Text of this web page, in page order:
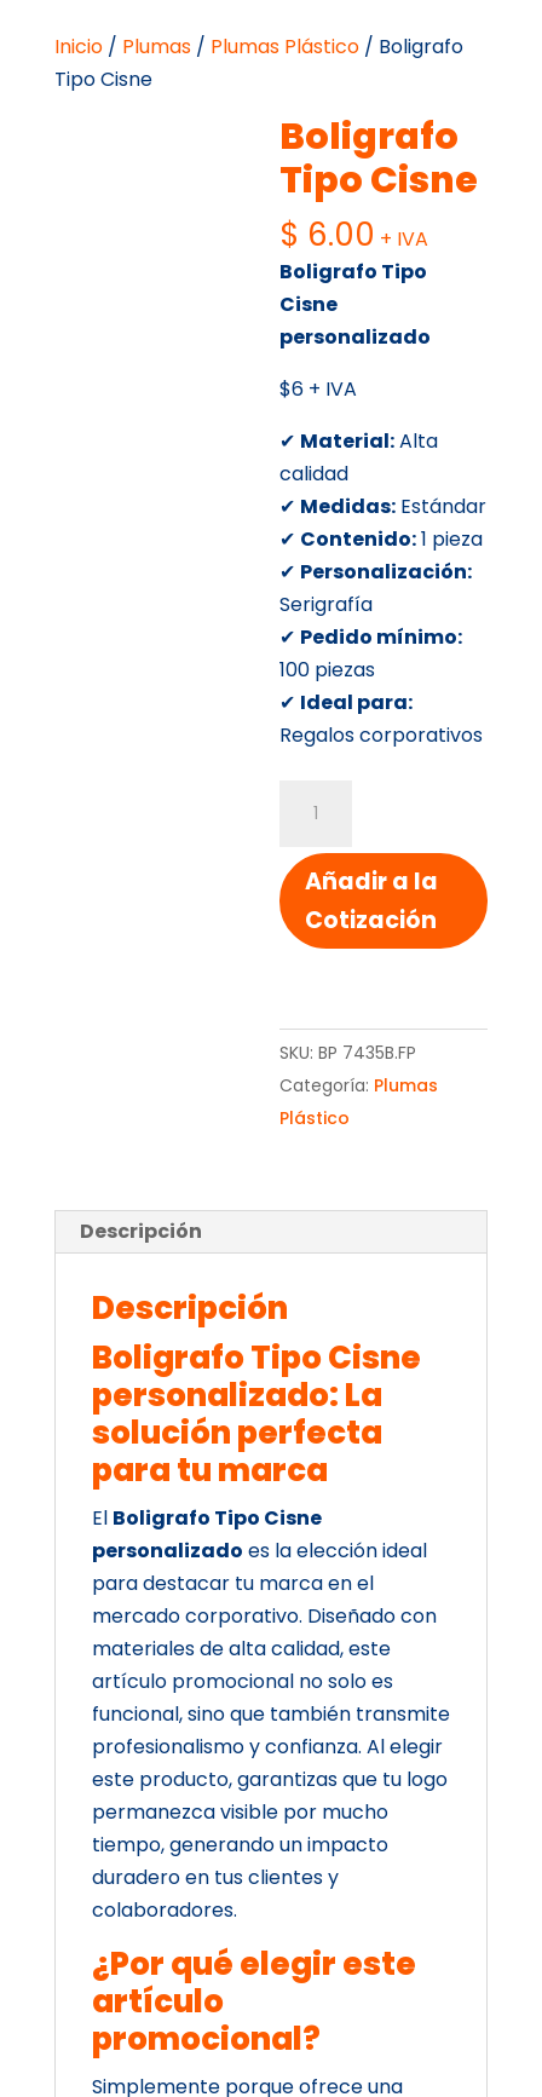
Inicio/ Plumas/ Plumas Plástico/ Boligrafo
Tipo Cisne
Boligrafo
Tipo Cisne
$ 6.00 + IVA
Boligrafo Tipo
Cisne
personalizado
$6 + IVA
✔ Material:Alta
calidad
✔ Medidas: Estándar
✔ Contenido:1 pieza
✔ Personalización:
Serigrafía
✔ Pedido mínimo:
100 piezas
✔ Ideal para:
Regalos corporativos
Tipo
Cisne
cantidad
Añadir a la
Cotización
SKU:BP 7435B.FP
Categoría: Plumas
Plástico
Descripción
Descripción
Boligrafo Tipo Cisne
personalizado: La
solución perfecta
para tu marca
El Boligrafo Tipo Cisne
personalizado es la elección ideal
para destacar tu marca en el
mercado corporativo. Diseñado con
materiales de alta calidad, este
artículo promocional no solo es
funcional, sino que también transmite
profesionalismo y confianza. Al elegir
este producto, garantizas que tu logo
permanezca visible por mucho
tiempo, generando un impacto
duradero en tus clientes y
colaboradores.
¿Por qué elegir este
artículo
promocional?
Simplemente porque ofrece una